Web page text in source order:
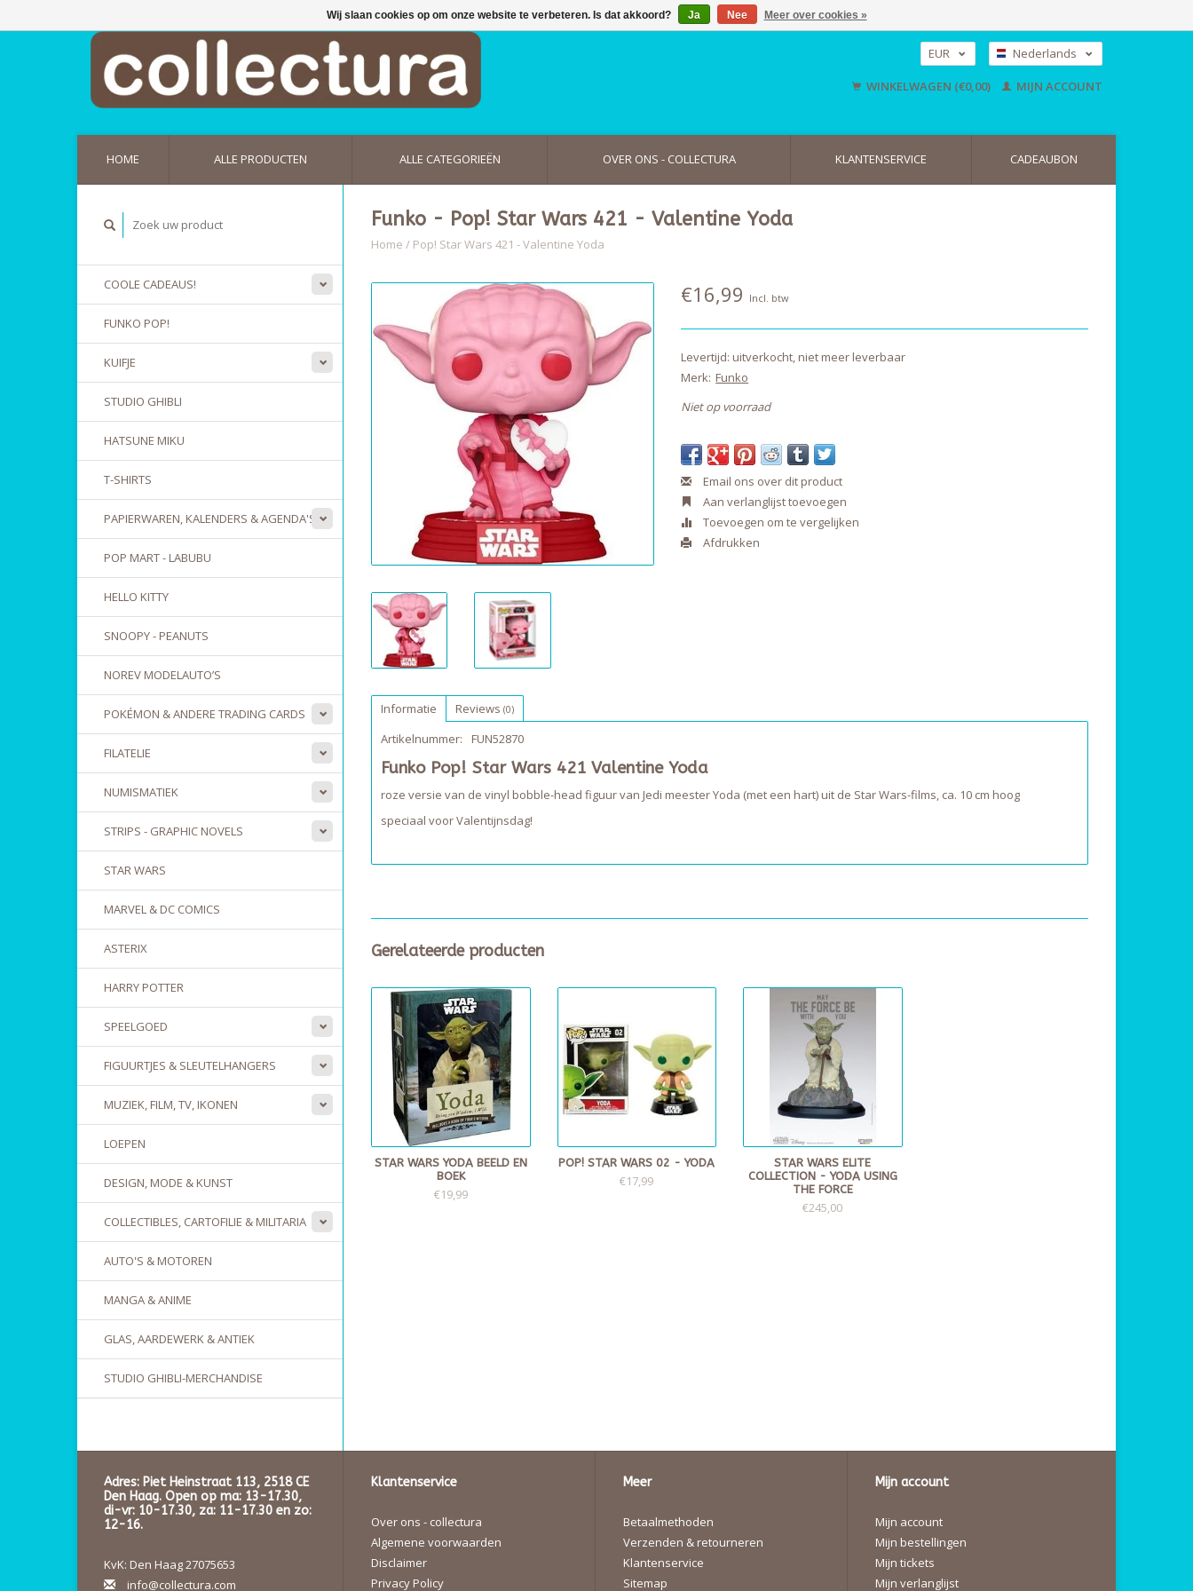
EUR
USD
Nederlands
English
WINKELWAGEN (€0,00) MIJN ACCOUNT
HOME ALLE PRODUCTEN ALLE CATEGORIEËN OVER ONS - COLLECTURA KLANTENSERVICE CADEAUBON
COOLE CADEAUS!
FUNKO POP!
KUIFJE
STUDIO GHIBLI
HATSUNE MIKU
T-SHIRTS
PAPIERWAREN, KALENDERS & AGENDA'S
POP MART - LABUBU
HELLO KITTY
SNOOPY - PEANUTS
NOREV MODELAUTO’S
POKÉMON & ANDERE TRADING CARDS
FILATELIE
NUMISMATIEK
STRIPS - GRAPHIC NOVELS
STAR WARS
MARVEL & DC COMICS
ASTERIX
HARRY POTTER
SPEELGOED
FIGUURTJES & SLEUTELHANGERS
MUZIEK, FILM, TV, IKONEN
LOEPEN
DESIGN, MODE & KUNST
COLLECTIBLES, CARTOFILIE & MILITARIA
AUTO'S & MOTOREN
MANGA & ANIME
GLAS, AARDEWERK & ANTIEK
STUDIO GHIBLI-MERCHANDISE
Funko - Pop! Star Wars 421 - Valentine Yoda
Home / Pop! Star Wars 421 - Valentine Yoda
€16,99 Incl. btw
Levertijd: uitverkocht, niet meer leverbaar
Merk: Funko
Niet op voorraad
Email ons over dit product
Aan verlanglijst toevoegen
Toevoegen om te vergelijken
Afdrukken
Informatie Reviews (0)
Artikelnummer: FUN52870
Funko Pop! Star Wars 421 Valentine Yoda
roze versie van de vinyl bobble-head figuur van Jedi meester Yoda (met een hart) uit de Star Wars-films, ca. 10 cm hoog
speciaal voor Valentijnsdag!
Gerelateerde producten
STAR WARS YODA BEELD EN
BOEK
€19,99
POP! STAR WARS 02 - YODA
€17,99
STAR WARS ELITE
COLLECTION - YODA USING
THE FORCE
€245,00
Adres: Piet Heinstraat 113, 2518 CE
Den Haag. Open op ma: 13-17.30,
di-vr: 10-17.30, za: 11-17.30 en zo:
12-16.
KvK: Den Haag 27075653
info@collectura.com
Klantenservice
Over ons - collectura
Algemene voorwaarden
Disclaimer
Privacy Policy
Meer
Betaalmethoden
Verzenden & retourneren
Klantenservice
Sitemap
Mijn account
Mijn account
Mijn bestellingen
Mijn tickets
Mijn verlanglijst
Wij slaan cookies op om onze website te verbeteren. Is dat akkoord? Ja Nee Meer over cookies »